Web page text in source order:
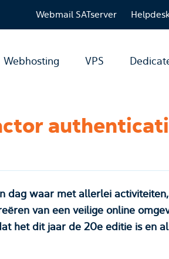
Webmail SATserver
Webhosting VPS
dag waar met allerlei
van een veilige online
het dit jaar de 20e editie is en